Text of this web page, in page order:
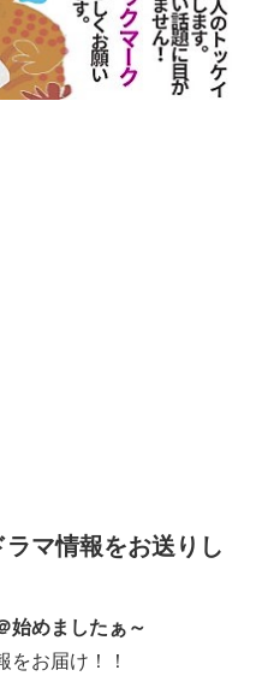
ラマ情報をお送りし
始めましたぁ～
をお届け！！